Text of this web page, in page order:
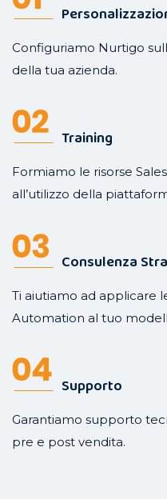
Configuriamo Nurtigo
della tua azienda.
Training
Formiamo le risorse
all’utilizzo della
Consulenza
Ti aiutiamo ad applicare
Automation al tuo
Supporto
Garantiamo supporto
pre e post vendita.